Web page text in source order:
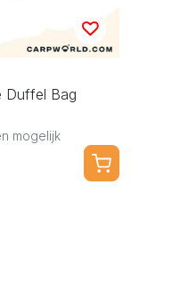
Duffel Bag
mogelijk